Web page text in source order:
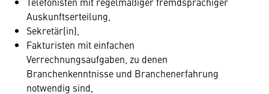
Auskunftserteilung,
Sekretär(in),
Fakturisten mit einfachen
Verrechnungsaufgaben, zu denen
Branchenkenntnisse und Branchenerfahrung
notwendig sind,